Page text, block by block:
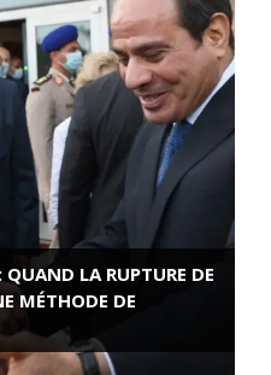
LA RUPTURE DE
MÉTHODE DE